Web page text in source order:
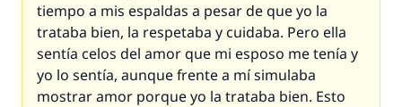
tiempo a mis espaldas a pesar de que yo la
trataba bien, la respetaba y cuidaba. Pero ella
sentía celos del amor que mi esposo me tenía y
yo lo sentía, aunque frente a mí simulaba
mostrar amor porque yo la trataba bien. Esto